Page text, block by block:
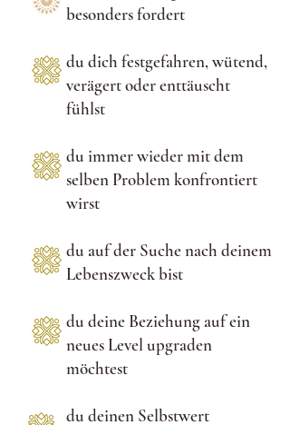
besonders fordert
du dich festgefahren, wütend,
verägert oder enttäuscht
fühlst
du immer wieder mit dem
selben Problem konfrontiert
wirst
du auf der Suche nach deinem
Lebenszweck bist
du deine Beziehung auf ein
neues Level upgraden
möchtest
du deinen Selbstwert